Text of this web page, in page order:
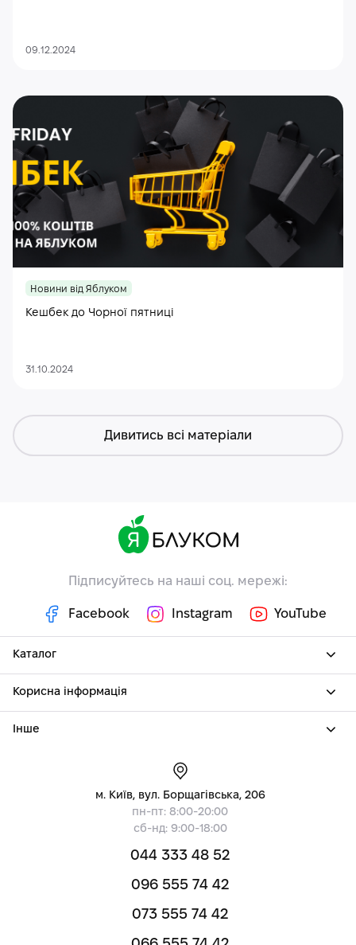
09.12.2024
Новини від Яблуком
Кешбек до Чорної пятниці
31.10.2024
Дивитись всі матеріали
Підписуйтесь на наші соц. мережі:
Facebook Instagram YouTube
Каталог
Корисна інформація
Інше
м. Київ, вул. Борщагівська, 206
пн-пт: 8:00-20:00
сб-нд: 9:00-18:00
044 333 48 52
096 555 74 42
073 555 74 42